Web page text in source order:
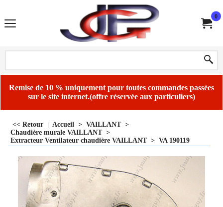
0
Remise de 10 % uniquement pour toutes commandes passées
sur le site internet.(offre réservée aux particuliers)
<< Retour Accueil > VAILLANT>
Chaudière murale VAILLANT>
Extracteur Ventilateur chaudière VAILLANT> VA 190119